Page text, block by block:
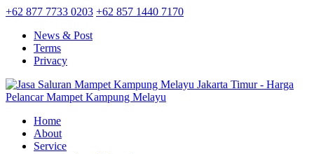
+62 877 7733 0203 +62 857 1440 7170
News & Post
Terms
Privacy
Home
About
Service